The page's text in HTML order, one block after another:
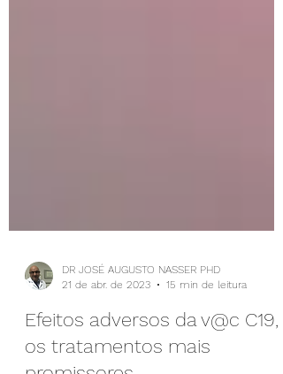
21 de abr. de 2023
15 min de leitura
Efeitos adversos da v@c C19,